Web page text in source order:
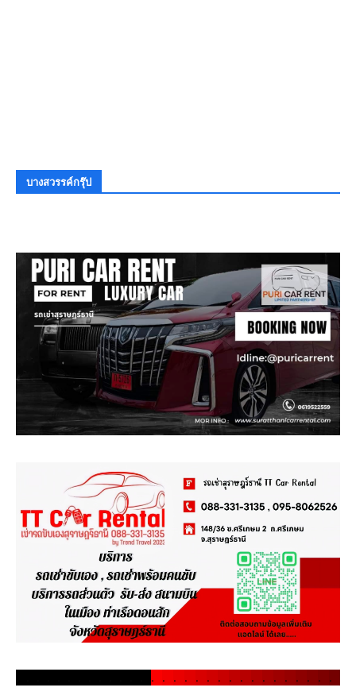
บางสวรรค์กรุ๊ป
. . . . . . . . . . . . . . . . .